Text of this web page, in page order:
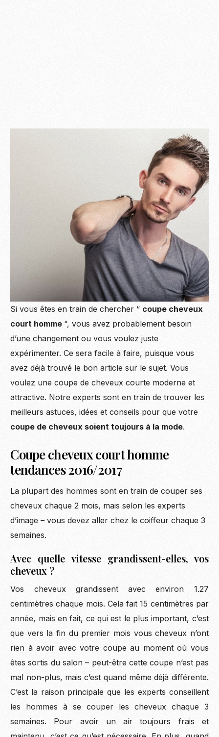
Si vous êtes en train de chercher “ coupe cheveux
court homme “, vous avez probablement besoin
d’une changement ou vous voulez juste
expérimenter. Ce sera facile à faire, puisque vous
avez déjà trouvé le bon article sur le sujet. Vous
voulez une coupe de cheveux courte moderne et
attractive. Notre experts sont en train de trouver les
meilleurs astuces, idées et conseils pour que votre
coupe de cheveux soient toujours à la mode.
Coupe cheveux court homme
tendances 2016/2017
La plupart des hommes sont en train de couper ses
cheveux chaque 2 mois, mais selon les experts
d’image – vous devez aller chez le coiffeur chaque 3
semaines.
Avec quelle vitesse grandissent-elles, vos
cheveux ?
Vos cheveux grandissent avec environ 1.27
centimètres chaque mois. Cela fait 15 centimètres par
année, mais en fait, ce qui est le plus important, c’est
que vers la fin du premier mois vous cheveux n’ont
rien à avoir avec votre coupe au moment où vous
êtes sortis du salon – peut-être cette coupe n’est pas
mal non-plus, mais c’est quand même déjà différente.
C’est la raison principale que les experts conseillent
les hommes à se couper les cheveux chaque 3
semaines. Pour avoir un air toujours frais et